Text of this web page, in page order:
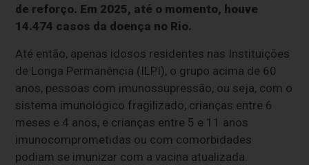
de reforço. Em 2025, até o momento, houve
14.474 casos da doença no Rio.
Até então, apenas idosos residentes nas Instituições
de Longa Permanência (ILPI), o grupo acima de 60
anos, pessoas com imunossupressão, ou seja, com o
sistema imunológico fragilizado, crianças entre 6
meses e 4 anos, e crianças entre 5 e 11 anos
imunocomprometidas ou com comorbidades
podiam se imunizar com a vacina atualizada.